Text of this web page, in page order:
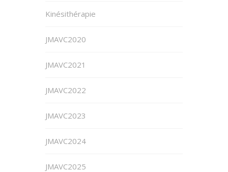
Kinésithérapie
JMAVC2020
JMAVC2021
JMAVC2022
JMAVC2023
JMAVC2024
JMAVC2025